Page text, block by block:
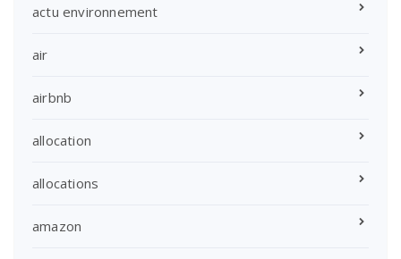
actu environnement
air
airbnb
allocation
allocations
amazon